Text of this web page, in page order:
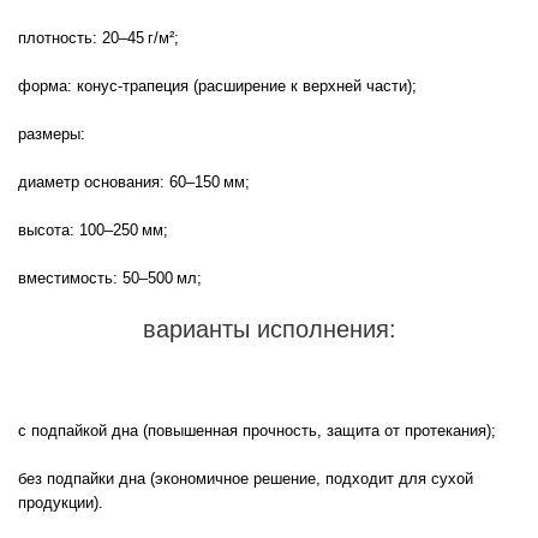
плотность: 20–45 г/м²;
форма: конус‑трапеция (расширение к верхней части);
размеры:
диаметр основания: 60–150 мм;
высота: 100–250 мм;
вместимость: 50–500 мл;
варианты исполнения:
с подпайкой дна (повышенная прочность, защита от протекания);
без подпайки дна (экономичное решение, подходит для сухой
продукции).